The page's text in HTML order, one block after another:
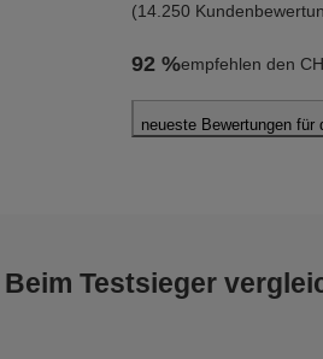
(14.250
92 %empfehlen den
neueste Bewertungen für
Ahmad A.
Beim Testsieger